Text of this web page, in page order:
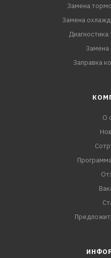
Замена
Замена
Замена
Заправка
О